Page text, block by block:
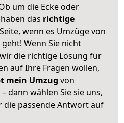
um die Ecke oder
das richtige
wenn es Umzüge von
Wenn Sie nicht
die richtige Lösung für
auf Ihre Fragen wollen,
mein Umzug von
dann wählen Sie sie uns,
passende Antwort auf